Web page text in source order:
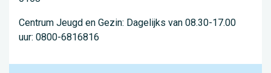
Centrum Jeugd en Gezin: Dagelijks van 08.30-17.00
uur: 0800-6816816